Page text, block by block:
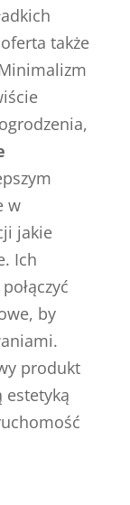
także
w
jakie
Ich
by
produkt
estetyką